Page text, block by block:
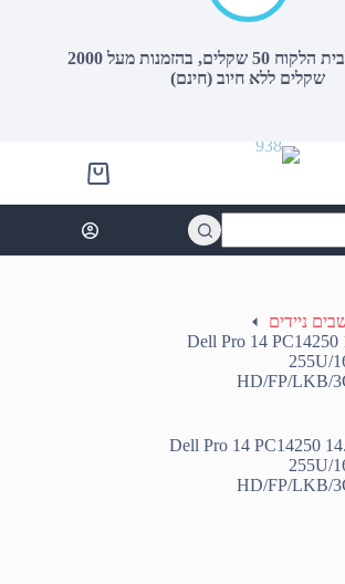
עלות שליח לבית הלקוח 50 שקלים, בהזמנות מעל 2000
שקלים ללא חיוב (חינם)
Shopping
cart
ניידים
Dell Pro 14
255U/
HD/FP/LKB/